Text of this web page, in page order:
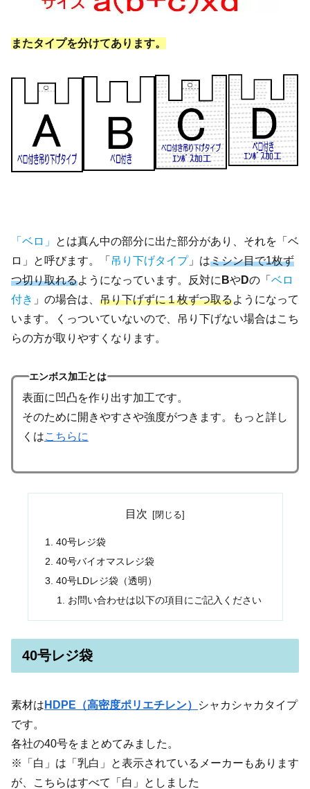
またタイプを分けてあります。
「ベロ」
とは真ん中の部分に出た部分があり、それを「ベ
ロ」と呼びます。「 吊り下げタイプ」はミシン目で1枚ず
つ切り取れるようになっています。反対に BやDの「 ベロ
付き 」の場合は、 吊り下げずに１枚ずつ取るようになって
います。くっついていないので、吊り下げない場合はこち
らの方が取りやすくなります。
エンボス加工とは
表面に凹凸を作り出す加工です。
そのために開きやすさや強度がつきます。もっと詳し
くはこちらに
目次
40号レジ袋
40号バイオマスレジ袋
40号LDレジ袋（透明）
お問い合わせは以下の項目にご記入ください
40号レジ袋
素材は HDPE（高密度ポリエチレン）
シャカシャカタイプ
です。
各社の40号をまとめてみました。
※「白」は「乳白」と表示されているメーカーもあります
が、こちらはすべて「白」としました